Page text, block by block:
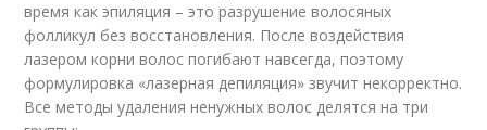
время как эпиляция – это разрушение волосяных
фолликул без восстановления. После воздействия
лазером корни волос погибают навсегда, поэтому
формулировка «лазерная депиляция» звучит некорректно.
Все методы удаления ненужных волос делятся на три